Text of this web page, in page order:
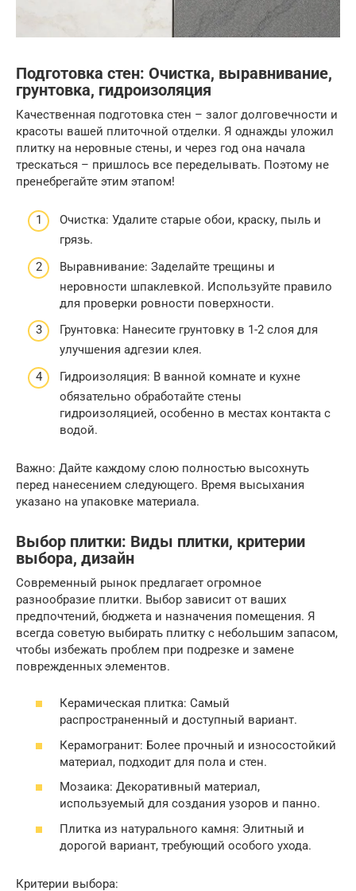
Подготовка стен: Очистка, выравнивание,
грунтовка, гидроизоляция
Качественная подготовка стен – залог долговечности и
красоты вашей плиточной отделки. Я однажды уложил
плитку на неровные стены, и через год она начала
трескаться – пришлось все переделывать. Поэтому не
пренебрегайте этим этапом!
Очистка: Удалите старые обои, краску, пыль и
грязь.
Выравнивание: Заделайте трещины и
неровности шпаклевкой. Используйте правило
для проверки ровности поверхности.
Грунтовка: Нанесите грунтовку в 1-2 слоя для
улучшения адгезии клея.
Гидроизоляция: В ванной комнате и кухне
обязательно обработайте стены
гидроизоляцией, особенно в местах контакта с
водой.
Важно: Дайте каждому слою полностью высохнуть
перед нанесением следующего. Время высыхания
указано на упаковке материала.
Выбор плитки: Виды плитки, критерии
выбора, дизайн
Современный рынок предлагает огромное
разнообразие плитки. Выбор зависит от ваших
предпочтений, бюджета и назначения помещения. Я
всегда советую выбирать плитку с небольшим запасом,
чтобы избежать проблем при подрезке и замене
поврежденных элементов.
Керамическая плитка: Самый
распространенный и доступный вариант.
Керамогранит: Более прочный и износостойкий
материал, подходит для пола и стен.
Мозаика: Декоративный материал,
используемый для создания узоров и панно.
Плитка из натурального камня: Элитный и
дорогой вариант, требующий особого ухода.
Критерии выбора: